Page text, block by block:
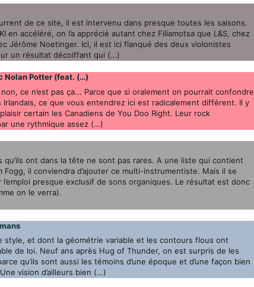
de ce site, il est intervenu dans presque toutes les saisons.
en accéléré, on l’a apprécié autant chez Filiamotsa que L&S, chez
Jérôme Noetinger. Ici, il est ici flanqué des deux violonistes
un résultat décoiffant qui (…)
Nolan Potter (feat. (…)
ce n’est pas ça... Parce que si oralement on pourrait confondre
ce que vous entendrez ici est radicalement différent. Il y
certain les Canadiens de You Doo Right. Leur rock
une rythmique assez (…)
ont dans la tête ne sont pas rares. A une liste qui contient
Fogg, il conviendra d’ajouter ce multi-instrumentiste. Mais il se
presque exclusif de sons organiques. Le résultat est donc
on le verra).
et dont la géométrie variable et les contours flous ont
de loi. Neuf ans après Hug of Thunder, on est surpris de les
qu’ils sont aussi les témoins d’une époque et d’une façon bien
vision d’ailleurs bien (…)